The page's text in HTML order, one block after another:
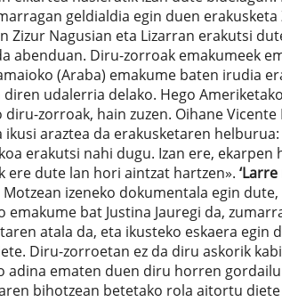
geldialdia egin duen
Zizur Nagusian eta Lizarran erakutsi
abenduan. Diru-zorroak emakumeek
(Araba) emakume baten irudia
udalerria delako. Hego
diru-zorroak, hain zuzen. Oihane
ikusi araztea da erakusketaren
erakutsi nahi dugu. Izan ere,
ere dute lan hori aintzat hartzen».
Motzean izeneko dokumentala egin
emakume bat Justina Jauregi da,
atala da, eta ikusteko eskaera
Diru-zorroetan ez da diru askorik
adina ematen duen diru horren
bihotzean betetako rola aitortu